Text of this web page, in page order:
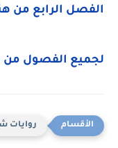
الفصل الرابع من
لجميع الفصول من
روايات